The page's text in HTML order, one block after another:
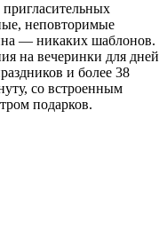
неповторимые
— никаких шаблонов.
на вечеринки для дней
и более 38
со встроенным
подарков.